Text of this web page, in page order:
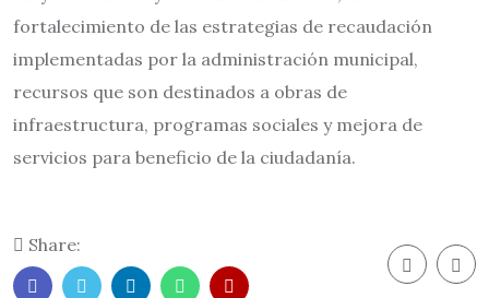
fortalecimiento de las estrategias de recaudación
implementadas por la administración municipal,
recursos que son destinados a obras de
infraestructura, programas sociales y mejora de
servicios para beneficio de la ciudadanía.
Share: